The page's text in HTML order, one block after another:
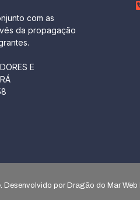
com as
da propagação
E
por Dragão do Mar Web